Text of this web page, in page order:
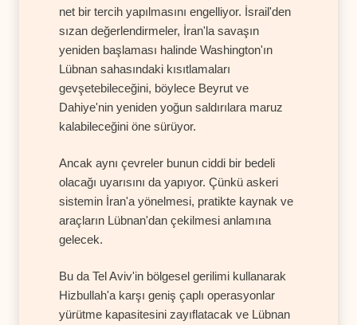
net bir tercih yapılmasını engelliyor. İsrail'den
sızan değerlendirmeler, İran'la savaşın
yeniden başlaması halinde Washington'ın
Lübnan sahasındaki kısıtlamaları
gevşetebileceğini, böylece Beyrut ve
Dahiye'nin yeniden yoğun saldırılara maruz
kalabileceğini öne sürüyor.
Ancak aynı çevreler bunun ciddi bir bedeli
olacağı uyarısını da yapıyor. Çünkü askeri
sistemin İran'a yönelmesi, pratikte kaynak ve
araçların Lübnan'dan çekilmesi anlamına
gelecek.
Bu da Tel Aviv'in bölgesel gerilimi kullanarak
Hizbullah'a karşı geniş çaplı operasyonlar
yürütme kapasitesini zayıflatacak ve Lübnan